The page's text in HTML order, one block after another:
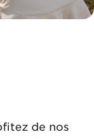
de nos